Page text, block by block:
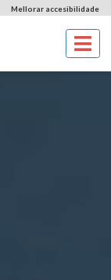
Mellorar accesibilidade